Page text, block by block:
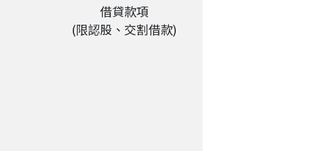
借貸款項
(限認股、交割借款)